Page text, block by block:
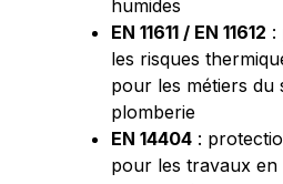
humides
EN 11611 / EN 11612 :
les risques
pour les métiers du
plomberie
EN 14404 :
pour les travaux en